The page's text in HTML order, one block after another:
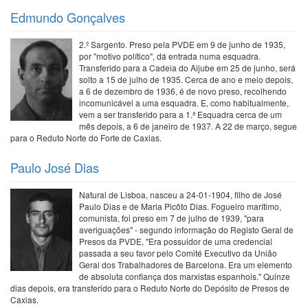
Edmundo Gonçalves
2.º Sargento. Preso pela PVDE em 9 de junho de 1935,
por "motivo político", dá entrada numa esquadra.
Transferido para a Cadeia do Aljube em 25 de junho, será
solto a 15 de julho de 1935. Cerca de ano e meio depois,
a 6 de dezembro de 1936, é de novo preso, recolhendo
incomunicável a uma esquadra. E, como habitualmente,
vem a ser transferido para a 1.ª Esquadra cerca de um
mês depois, a 6 de janeiro de 1937. A 22 de março, segue
para o Reduto Norte do Forte de Caxias.
Paulo José Dias
Natural de Lisboa, nasceu a 24-01-1904, filho de José
Paulo Dias e de Maria Picôto Dias. Fogueiro marítimo,
comunista, foi preso em 7 de julho de 1939, "para
averiguações" - segundo informação do Registo Geral de
Presos da PVDE, "Era possuidor de uma credencial
passada a seu favor pelo Comité Executivo da União
Geral dos Trabalhadores de Barcelona. Era um elemento
de absoluta confiança dos marxistas espanhois." Quinze
dias depois, era transferido para o Reduto Norte do Depósito de Presos de
Caxias.